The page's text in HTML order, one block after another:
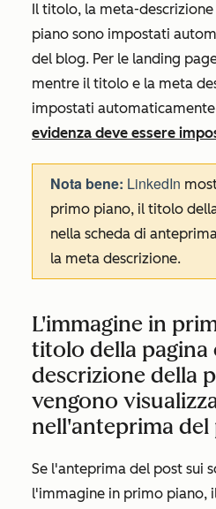
Il titolo, la meta-
piano sono impostati
del blog. Per le landing
mentre il titolo e la meta
impostati
evidenza deve essere
Nota bene: LinkedIn
primo piano, il titolo
nella scheda di
la meta descrizione.
L'immagine in
titolo della pagina
descrizione della
vengono
nell'anteprima del
Se l'anteprima del post sui
l'immagine in primo piano,